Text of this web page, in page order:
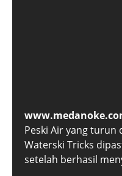
Peski Air yang turun
Waterski Tricks
setelah berhasil